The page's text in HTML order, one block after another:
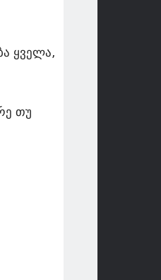
ყველა,
თუ